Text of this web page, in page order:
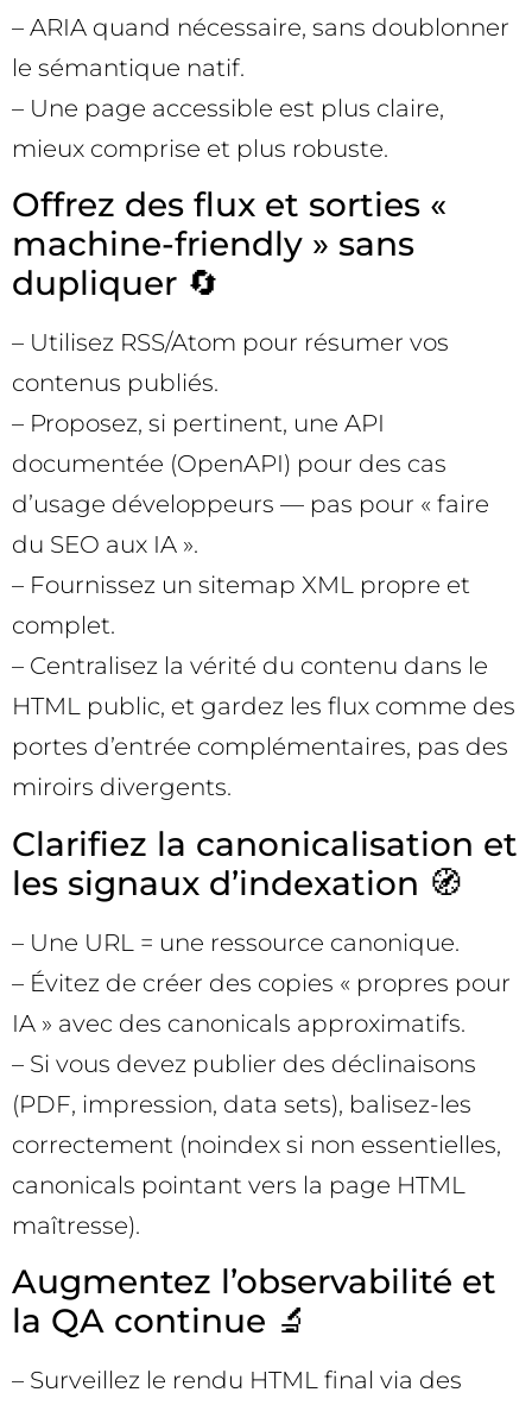
– ARIA quand nécessaire, sans doublonner
le sémantique natif.
– Une page accessible est plus claire,
mieux comprise et plus robuste.
Offrez des flux et sorties «
machine-friendly » sans
dupliquer 🔄
– Utilisez RSS/Atom pour résumer vos
contenus publiés.
– Proposez, si pertinent, une API
documentée (OpenAPI) pour des cas
d’usage développeurs — pas pour « faire
du SEO aux IA ».
– Fournissez un sitemap XML propre et
complet.
– Centralisez la vérité du contenu dans le
HTML public, et gardez les flux comme des
portes d’entrée complémentaires, pas des
miroirs divergents.
Clarifiez la canonicalisation et
les signaux d’indexation 🧭
– Une URL = une ressource canonique.
– Évitez de créer des copies « propres pour
IA » avec des canonicals approximatifs.
– Si vous devez publier des déclinaisons
(PDF, impression, data sets), balisez-les
correctement (noindex si non essentielles,
canonicals pointant vers la page HTML
maîtresse).
Augmentez l’observabilité et
la QA continue 🔬
– Surveillez le rendu HTML final via des